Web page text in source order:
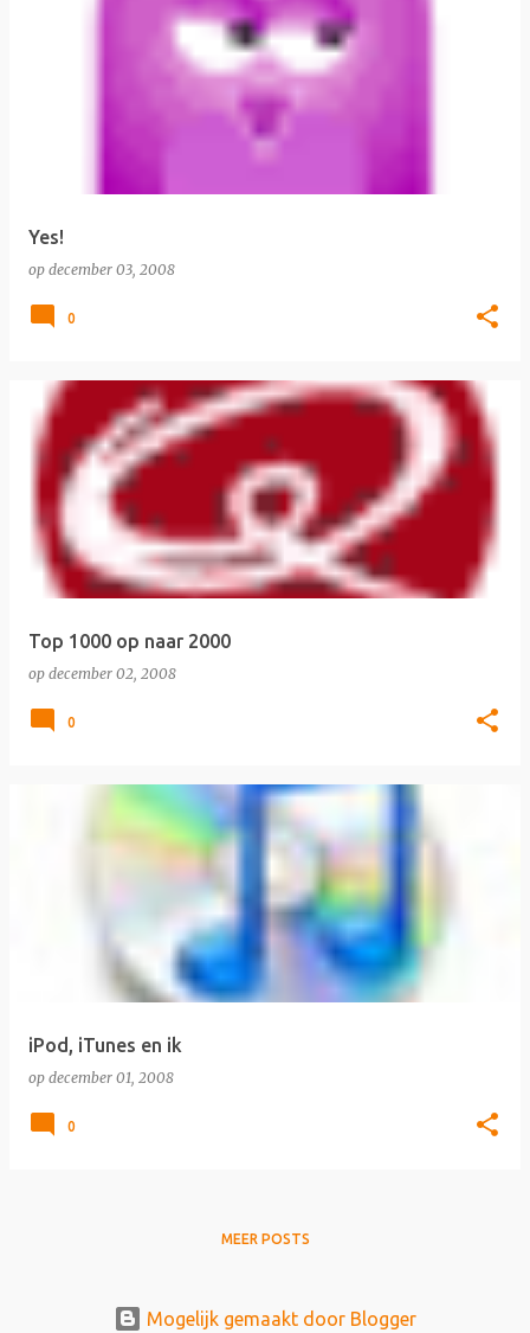
Yes!
op december 03, 2008
0
Top 1000 op naar 2000
op december 02, 2008
0
iPod, iTunes en ik
op december 01, 2008
0
MEER POSTS
Mogelijk gemaakt door Blogger